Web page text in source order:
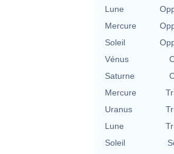
Lune
Mercure
Soleil
Vénus
Saturne
Mercure
Uranus
Lune
Soleil